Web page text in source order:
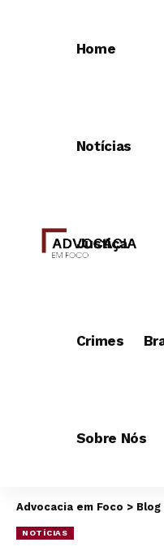
Home
Notícias
Justiça
Crimes
Sobre Nós
Advocacia em Foco > Blog
NOTÍCIAS